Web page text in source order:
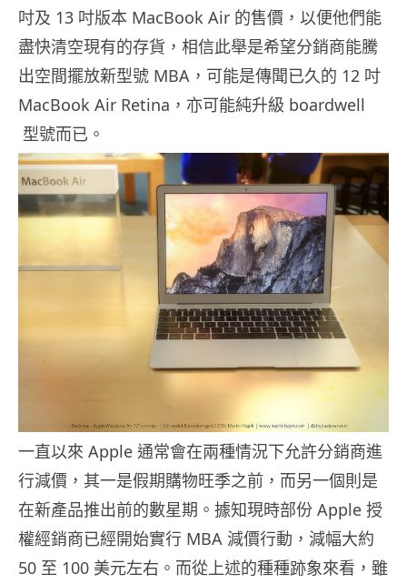
吋及 13 吋版本 MacBook Air 的售價，以便他們能
盡快清空現有的存貨，相信此舉是希望分銷商能騰
出空間擺放新型號 MBA，可能是傳聞已久的 12 吋
MacBook Air Retina，亦可能純升級 boardwell
型號而已。
一直以來 Apple 通常會在兩種情況下允許分銷商進
行減價，其一是假期購物旺季之前，而另一個則是
在新產品推出前的數星期。據知現時部份 Apple 授
權經銷商已經開始實行 MBA 減價行動，減幅大約
50 至 100 美元左右。而從上述的種種跡象來看，雖